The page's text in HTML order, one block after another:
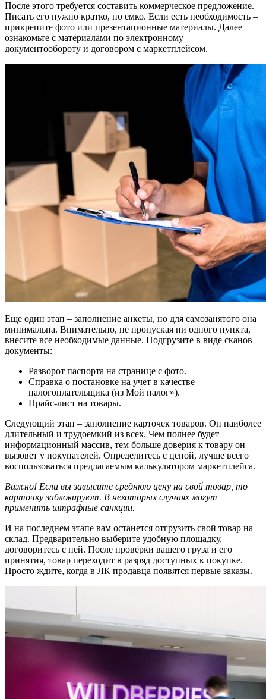
После этого требуется составить коммерческое предложение.
Писать его нужно кратко, но емко. Если есть необходимость –
прикрепите фото или презентационные материалы. Далее
ознакомьте с материалами по электронному
документообороту и договором с маркетплейсом.
Еще один этап – заполнение анкеты, но для самозанятого она
минимальна. Внимательно, не пропуская ни одного пункта,
внесите все необходимые данные. Подгрузите в виде сканов
документы:
Разворот паспорта на странице с фото.
Справка о постановке на учет в качестве
налогоплательщика (из Мой налог»).
Прайс-лист на товары.
Следующий этап – заполнение карточек товаров. Он наиболее
длительный и трудоемкий из всех. Чем полнее будет
информационный массив, тем больше доверия к товару он
вызовет у покупателей. Определитесь с ценой, лучше всего
воспользоваться предлагаемым калькулятором маркетплейса.
Важно! Если вы завысите среднюю цену на свой товар, то
карточку заблокируют. В некоторых случаях могут
применить штрафные санкции.
И на последнем этапе вам останется отгрузить свой товар на
склад. Предварительно выберите удобную площадку,
договоритесь с ней. После проверки вашего груза и его
принятия, товар переходит в разряд доступных к покупке.
Просто ждите, когда в ЛК продавца появятся первые заказы.